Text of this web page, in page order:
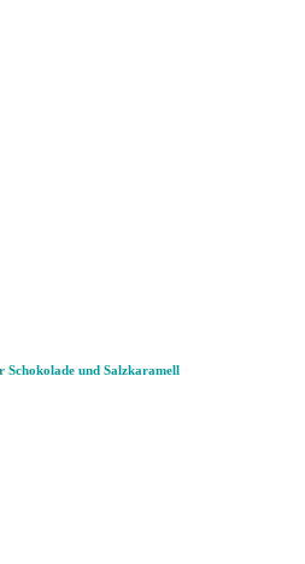
Schokolade und Salzkaramell